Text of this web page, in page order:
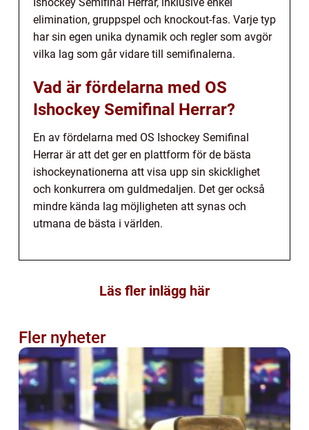
elimination, gruppspel och knockout-fas. Varje typ
har sin egen unika dynamik och regler som avgör
vilka lag som går vidare till semifinalerna.
Vad är fördelarna med OS
Ishockey Semifinal Herrar?
En av fördelarna med OS Ishockey Semifinal
Herrar är att det ger en plattform för de bästa
ishockeynationerna att visa upp sin skicklighet
och konkurrera om guldmedaljen. Det ger också
mindre kända lag möjligheten att synas och
utmana de bästa i världen.
Läs fler inlägg här
Fler nyheter